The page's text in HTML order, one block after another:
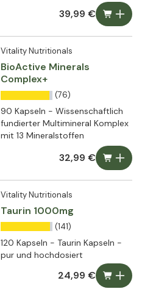
39,99 €
Vitality Nutritionals
BioActive Minerals
Complex+
(76)
90 Kapseln - Wissenschaftlich
fundierter Multimineral Komplex
mit 13 Mineralstoffen
32,99 €
Vitality Nutritionals
Taurin 1000mg
(141)
120 Kapseln - Taurin Kapseln -
pur und hochdosiert
24,99 €